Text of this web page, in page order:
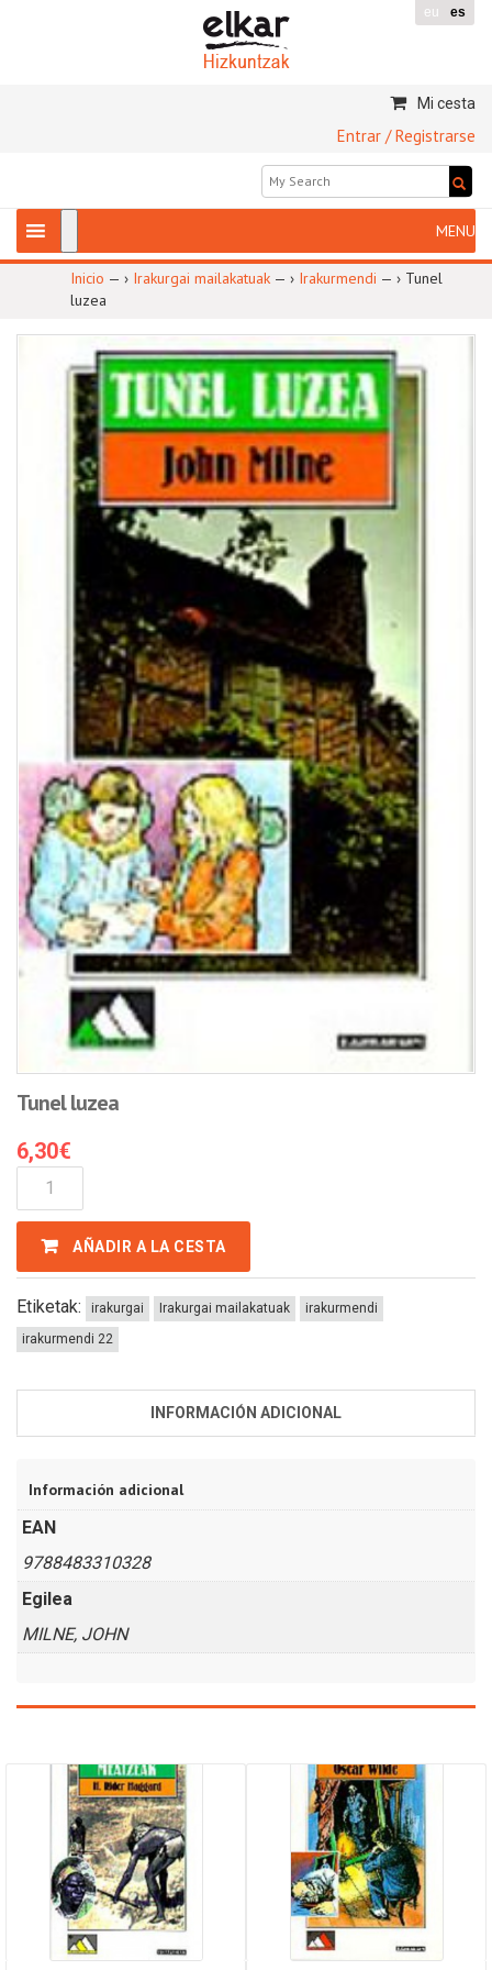
eu es
Mi cesta
Entrar / Registrarse
Inicio — › Irakurgai mailakatuak — › Irakurmendi — › Tunel
luzea
Tunel luzea
6,30€
Tunel
Luzea
Cantidad
AÑADIR A LA CESTA
Etiketak: irakurgai Irakurgai mailakatuak
irakurmendi
irakurmendi 22
INFORMACIÓN ADICIONAL
Información adicional
EAN
9788483310328
Egilea
MILNE, JOHN